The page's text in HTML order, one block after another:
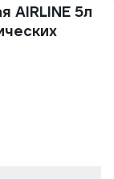
AIRLINE 5л